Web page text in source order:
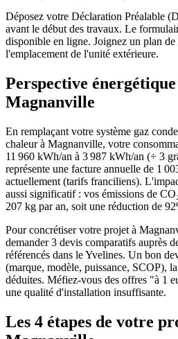
Déposez votre Déclaration Préalable
avant le début des travaux. Le
disponible en ligne. Joignez un plan de
l'emplacement de l'unité extérieure.
Perspective
Magnanville
En remplaçant votre système gaz
chaleur à Magnanville, votre
11 960 kWh/an à 3 987 kWh/an (÷ 3
représente une facture annuelle de 1
actuellement (tarifs franciliens).
aussi significatif : vos émissions de
207 kg par an, soit une réduction de
Pour concrétiser votre projet à
demander 3 devis comparatifs auprès
référencés dans le Yvelines. Un bon
(marque, modèle, puissance, SCOP),
déduites. Méfiez-vous des offres "à 1
une qualité d'installation insuffisante.
Les 4 étapes de votre